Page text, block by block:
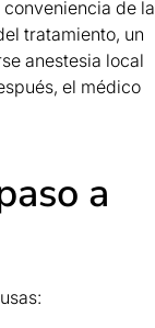
de la
tratamiento, un
anestesia local
el médico
a